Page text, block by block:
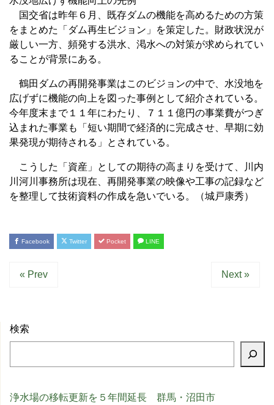
国交省は昨年６月、既存ダムの機能を高めるための方策
をまとめた「ダム再生ビジョン」を策定した。財政状況が
厳しい一方、頻発する洪水、渇水への対策が求められてい
ることが背景にある。
鶴田ダムの再開発事業はこのビジョンの中で、水没地を
広げずに機能の向上を図った事例として紹介されている。
今年度末まで１１年にわたり、７１１億円の事業費がつぎ
込まれた事業も「短い期間で経済的に完成させ、早期に効
果発現が期待される」とされている。
こうした「資産」としての期待の高まりを受けて、川内
川河川事務所は現在、再開発事業の映像や工事の記録など
を整理して技術資料の作成を急いでいる。（城戸康秀）
Facebook Twitter Pocket LINE
« Prev Next »
検索
浄水場の移転更新を５年間延長 群馬・沼田市